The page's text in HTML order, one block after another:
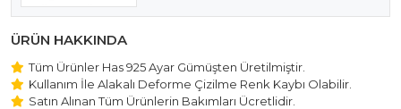
ÜRÜN HAKKINDA
Tüm Ürünler Has 925 Ayar Gümüşten Üretilmiştir.
Kullanım İle Alakalı Deforme Çizilme Renk Kaybı Olabilir.
Satın Alınan Tüm Ürünlerin Bakımları Ücretlidir.